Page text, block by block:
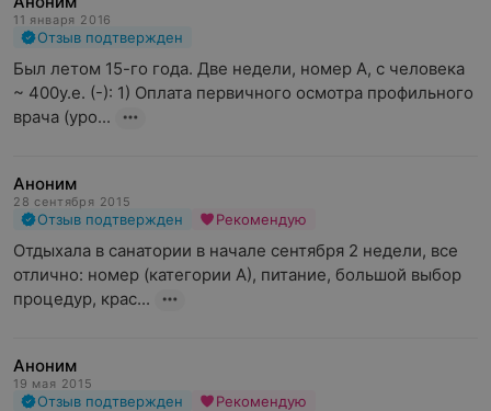
11 января 2016
Отзыв подтвержден
Был летом 15-го года. Две недели, номер А, с человека
~ 400у.е. (-): 1) Оплата первичного осмотра профильного
врача (уро...
Аноним
28 сентября 2015
Отзыв подтвержден Рекомендую
Отдыхала в санатории в начале сентября 2 недели, все
отлично: номер (категории А), питание, большой выбор
процедур, крас...
Аноним
19 мая 2015
Отзыв подтвержден Рекомендую